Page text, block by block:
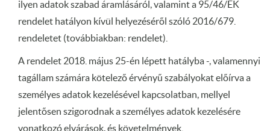
ilyen adatok szabad áramlásáról, valamint a 95/46/EK
rendelet hatályon kívül helyezéséről szóló 2016/679.
rendeletet (továbbiakban: rendelet).
A rendelet 2018. május 25-én lépett hatályba -, valamennyi
tagállam számára kötelező érvényű szabályokat előírva a
személyes adatok kezelésével kapcsolatban, mellyel
jelentősen szigorodnak a személyes adatok kezelésére
vonatkozó elvárások, és követelmények.